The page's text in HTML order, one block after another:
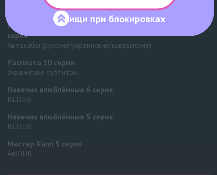
После смены мест парень сзади влюбился в меня
серия
Автосабы (русские/украинские/кыргызские)
Расплата 10 серия
Украинские субтитры
Навечно влюблённые 6 серия
BLDUB
Навечно влюблённые 5 серия
BLDUB
Мистер Килл 5 серия
AniDUB
ищи при блокировках